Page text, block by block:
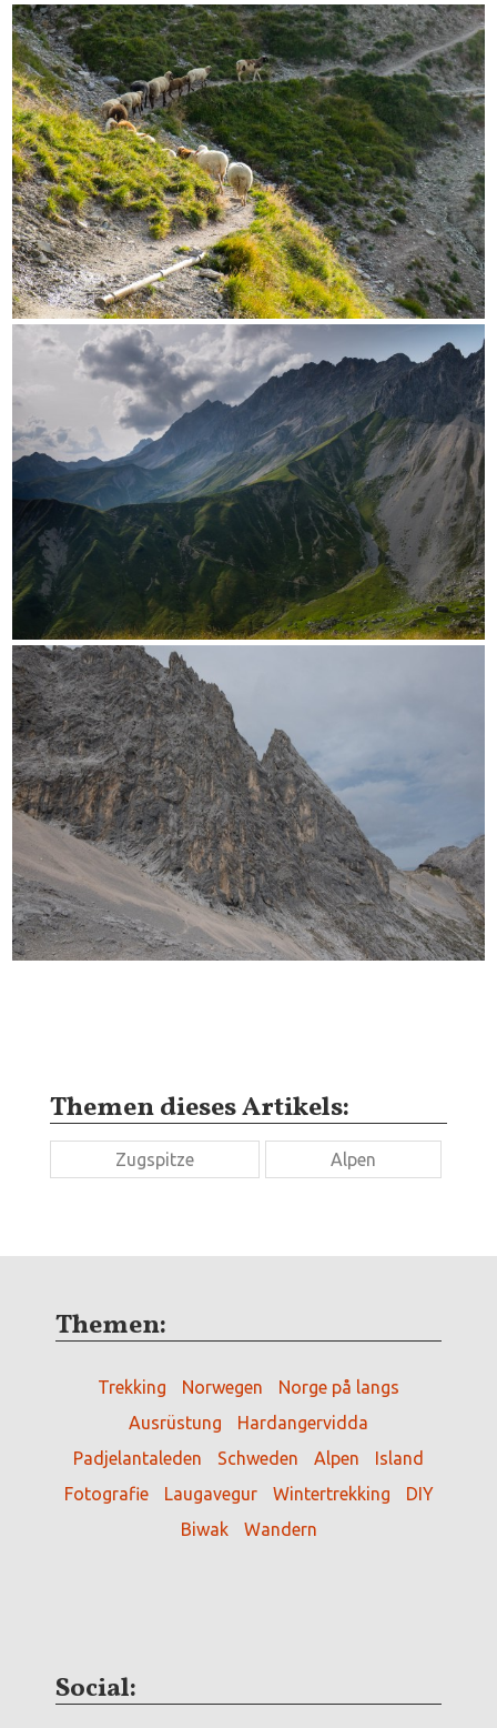
Themen dieses Artikels:
Zugspitze Alpen
Themen:
Trekking Norwegen
Norge på langs
Ausrüstung
Hardangervidda
Padjelantaleden
Schweden Alpen
Island
Fotografie
Laugavegur Wintertrekking
DIY
Biwak
Wandern
Social: